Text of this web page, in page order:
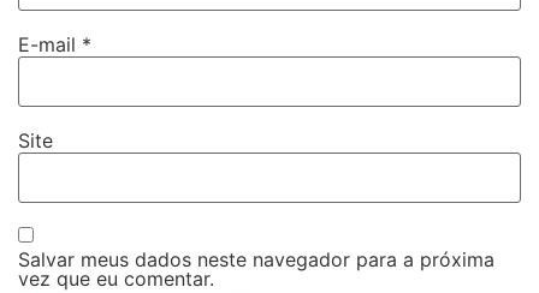
E-mail *
Site
Salvar meus dados neste navegador para a próxima
vez que eu comentar.